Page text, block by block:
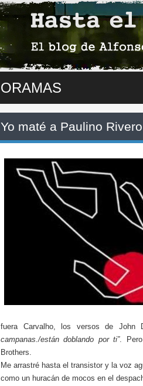
ORAMAS
Yo maté a Paulino Rivero
fuera Carvalho, los versos de John
campanas./están doblando por ti”.
Brothers.
Me arrastré hasta el transistor y la voz
como un huracán de mocos en el